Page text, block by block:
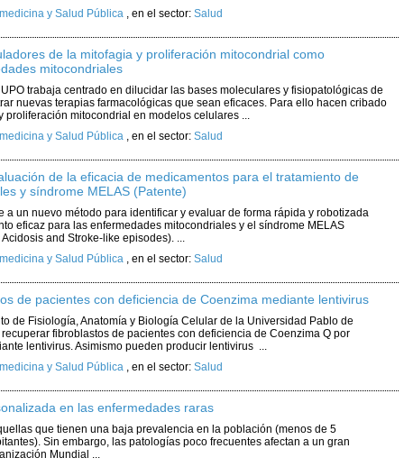
y Salud Pública , en el sector: Salud
de la mitofagia y proliferación mitocondrial como
mitocondriales
trabaja centrado en dilucidar las bases moleculares y fisiopatológicas de
nuevas terapias farmacológicas que sean eficaces. Para ello hacen cribado
proliferación mitocondrial en modelos celulares ...
y Salud Pública , en el sector: Salud
de la eficacia de medicamentos para el tratamiento de
y síndrome MELAS (Patente)
a un nuevo método para identificar y evaluar de forma rápida y robotizada
eficaz para las enfermedades mitocondriales y el síndrome MELAS
and Stroke-like episodes). ...
y Salud Pública , en el sector: Salud
de pacientes con deficiencia de Coenzima mediante lentivirus
de Fisiología, Anatomía y Biología Celular de la Universidad Pablo de
fibroblastos de pacientes con deficiencia de Coenzima Q por
lentivirus. Asimismo pueden producir lentivirus ...
y Salud Pública , en el sector: Salud
en las enfermedades raras
que tienen una baja prevalencia en la población (menos de 5
Sin embargo, las patologías poco frecuentes afectan a un gran
Mundial ...